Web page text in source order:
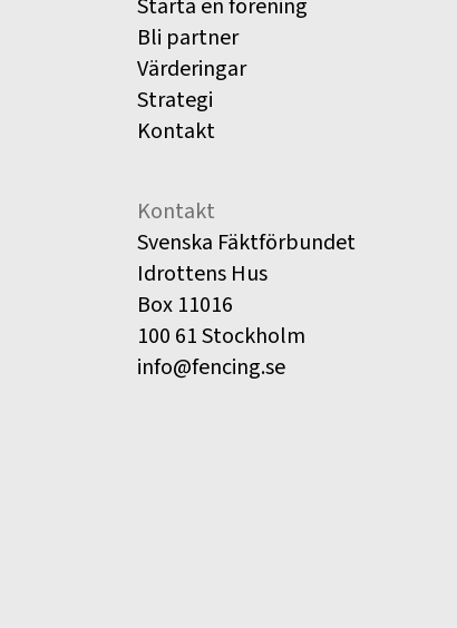
Bli partner
Värderingar
Strategi
Kontakt
Kontakt
Svenska Fäktförbundet
Idrottens Hus
Box 11016
100 61 Stockholm
info@fencing.se